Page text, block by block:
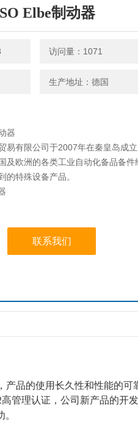
Elbe制动器
访问量：1071
生产地址：德国
器
易有限公司于2007年在秦皇岛成立
及欧洲的各类工业自动化备品备件
的特殊设备产品。
联系我们
产品的使用长久性和性能的可
高管理认证，公司新产品的开
。